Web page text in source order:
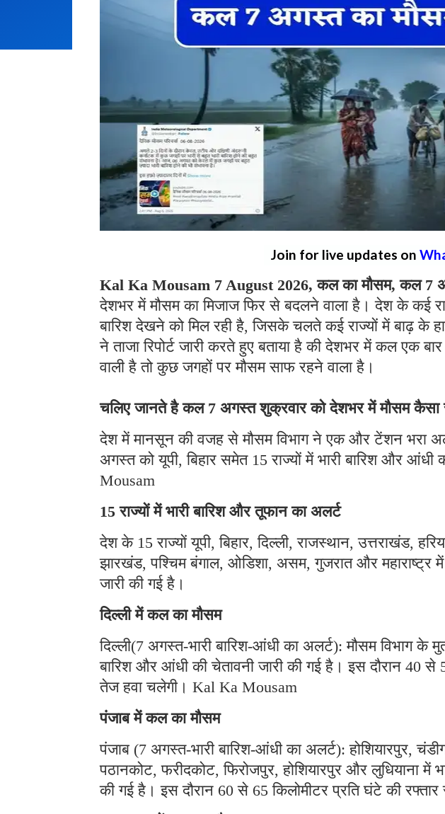
Join for live updates on
Kal Ka Mousam 7 August 2026, कल का मौसम, कल 7
देशभर में मौसम का मिजाज फिर से बदलने वाला है। देश के कई
बारिश देखने को मिल रही है, जिसके चलते कई राज्यों में बाढ़ के
ने ताजा रिपोर्ट जारी करते हुए बताया है की देशभर में कल एक
वाली है तो कुछ जगहों पर मौसम साफ रहने वाला है।
चलिए जानते है कल 7 अगस्त शुक्रवार को देशभर में मौसम कैसा
देश में मानसून की वजह से मौसम विभाग ने एक और टेंशन भरा
अगस्त को यूपी, बिहार समेत 15 राज्यों में भारी बारिश और आंधी
Mousam
15 राज्यों में भारी बारिश और तूफान का अलर्ट
देश के 15 राज्यों यूपी, बिहार, दिल्ली, राजस्थान, उत्तराखंड,
झारखंड, पश्चिम बंगाल, ओडिशा, असम, गुजरात और महाराष्ट्र
जारी की गई है।
दिल्ली में कल का मौसम
दिल्ली(7 अगस्त-भारी बारिश-आंधी का अलर्ट): मौसम विभाग के
बारिश और आंधी की चेतावनी जारी की गई है। इस दौरान 40 से
तेज हवा चलेगी। Kal Ka Mousam
पंजाब में कल का मौसम
पंजाब (7 अगस्त-भारी बारिश-आंधी का अलर्ट): होशियारपुर,
पठानकोट, फरीदकोट, फिरोजपुर, होशियारपुर और लुधियाना में
की गई है। इस दौरान 60 से 65 किलोमीटर प्रति घंटे की